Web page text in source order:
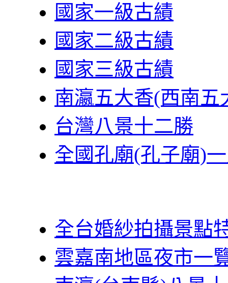
國家一級古績
國家二級古績
國家三級古績
南瀛五大香(西南五
台灣八景十二勝
全國孔廟(孔子廟)
全台婚紗拍攝景點
雲嘉南地區夜市一